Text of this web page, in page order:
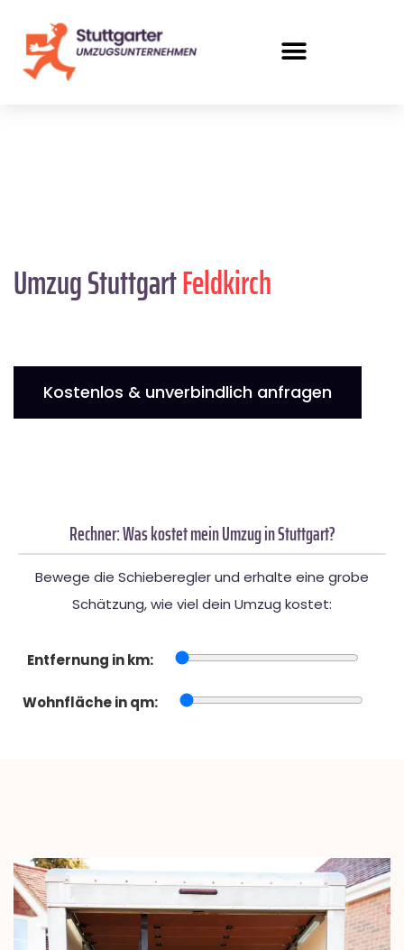
Umzug StuttgartFeldkirch
Kostenlos & unverbindlich anfragen
Rechner: Was kostet mein Umzug in Stuttgart?
Bewege die Schieberegler und erhalte eine grobe
Schätzung, wie viel dein Umzug kostet:
Entfernung in km:
Wohnfläche in qm: